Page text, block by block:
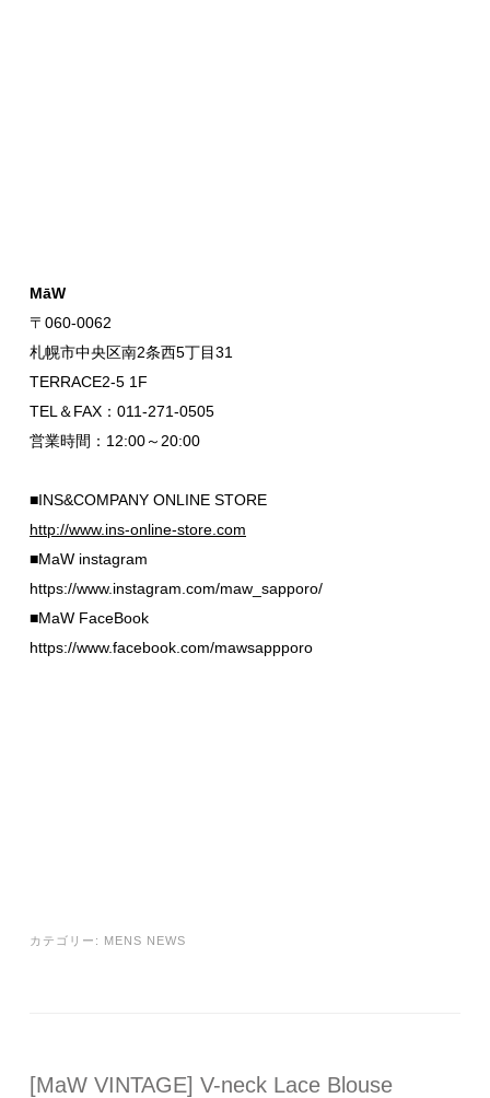
MāW
〒060-0062
札幌市中央区南2条西5丁目31
TERRACE2-5 1F
TEL＆FAX：011-271-0505
営業時間：12:00～20:00
■INS&COMPANY ONLINE STORE
http://www.ins-online-store.com
■MaW instagram
https://www.instagram.com/maw_sapporo/
■MaW FaceBook
https://www.facebook.com/mawsappporo
カテゴリー: MENS NEWS
[MaW VINTAGE] V-neck Lace Blouse